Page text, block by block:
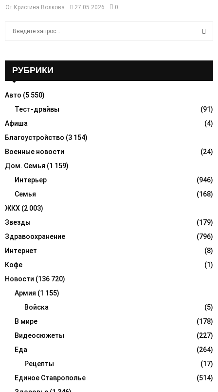
От Кристина Волкова 27.05.2026 0
o
R
C
H
РУБРИКИ
Авто (5 550)
Тест-драйвы
(91)
Афиша
(4)
Благоустройство (3 154)
Военные новости
(24)
Дом. Семья (1 159)
Интерьер
(946)
Семья
(168)
ЖКХ (2 003)
Звезды
(179)
Здравоохранение
(796)
Интернет
(8)
Кофе
(1)
Новости (136 720)
Армия (1 155)
Войска
(5)
В мире
(178)
Видеосюжеты
(227)
Еда
(264)
Рецепты
(17)
Единое Ставрополье
(514)